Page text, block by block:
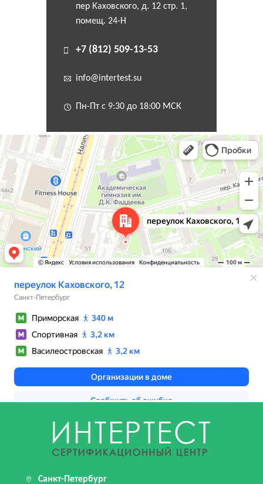
Санкт‑Петербург
Переулок Каховского, 12 — Яндекс Карты
пер Каховского, д. 12 стр. 1,
помещ. 24-Н
+7 (812) 509-13-53
info@intertest.su
Пн-Пт с 9:30 до 18:00 МСК
Санкт-Петербург